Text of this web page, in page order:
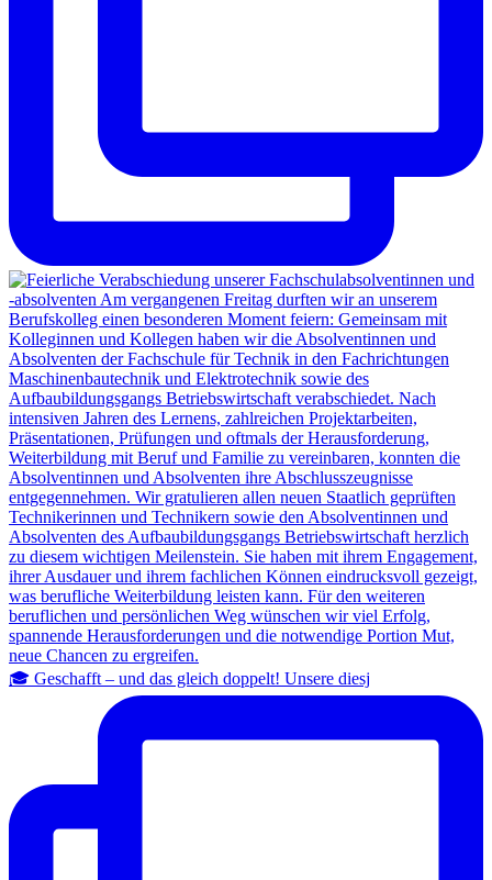
🎓 Geschafft – und das gleich doppelt! Unsere diesj